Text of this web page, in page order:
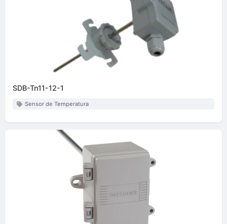
SDB-Tn11-12-1
Sensor de Temperatura